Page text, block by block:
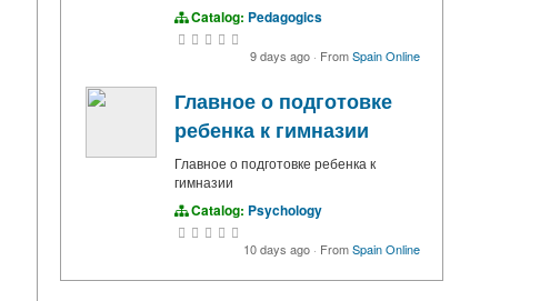
Catalog: Pedagogics
9 days ago · FromSpain Online
Главное о подготовке
ребенка к гимназии
Главное о подготовке ребенка к
гимназии
Catalog: Psychology
10 days ago · FromSpain Online